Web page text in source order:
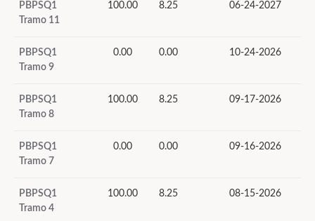
PBPSQ1
Tramo 11
100.00 8.25 06-24-2027
PBPSQ1
Tramo 9
0.00 0.00 10-24-2026
PBPSQ1
Tramo 8
100.00 8.25 09-17-2026
PBPSQ1
Tramo 7
0.00 0.00 09-16-2026
PBPSQ1
Tramo 4
100.00 8.25 08-15-2026